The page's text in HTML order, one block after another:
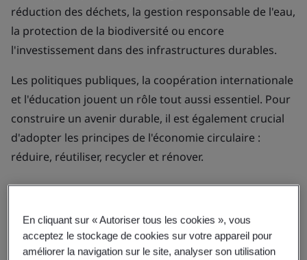
réduction des déchets, la gestion responsable de l'eau,
la protection de la biodiversité ou encore
l'investissement dans des infrastructures durables.
Les politiques publiques, la coopération internationale
et l'éducation jouent un rôle tout aussi essentiel. Pour
construire un avenir durable, il est également crucial
d'adopter les principes de l'économie circulaire :
réduire, réutiliser, recycler et rénover.
En cliquant sur « Autoriser tous les cookies », vous
acceptez le stockage de cookies sur votre appareil pour
améliorer la navigation sur le site, analyser son utilisation